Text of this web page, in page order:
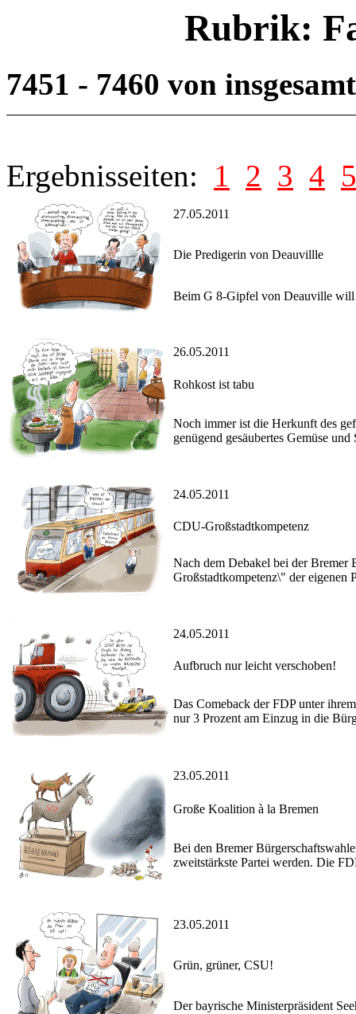
Rubrik:
7451 - 7460 von
Ergebnisseiten: 1 2 3 4 5
27.05.2011
Die Predigerin von Deauvillle
Beim G 8-Gipfel von Deauville will
26.05.2011
Rohkost ist tabu
Noch immer ist die Herkunft des
genügend gesäubertes Gemüse und
24.05.2011
CDU-Großstadtkompetenz
Nach dem Debakel bei der
Großstadtkompetenz\" der eigenen
24.05.2011
Aufbruch nur leicht verschoben!
Das Comeback der FDP unter
nur 3 Prozent am Einzug in die
23.05.2011
Große Koalition à la Bremen
Bei den Bremer
zweitstärkste Partei werden. Die
23.05.2011
Grün, grüner, CSU!
Der bayrische Ministerpräsident